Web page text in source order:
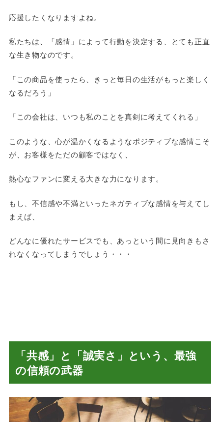
応援したくなりますよね。
私たちは、「感情」によって行動を決定する、とても正直
な生き物なのです。
「この商品を使ったら、きっと毎日の生活がもっと楽しく
なるだろう」
「この会社は、いつも私のことを真剣に考えてくれる」
このような、心が温かくなるようなポジティブな感情こそ
が、お客様をただの顧客ではなく、
熱心なファンに変える大きな力になります。
もし、不信感や不満といったネガティブな感情を与えてし
まえば、
どんなに優れたサービスでも、あっという間に見向きもさ
れなくなってしまうでしょう・・・
「共感」と「誠実さ」という、最強
の信頼の武器